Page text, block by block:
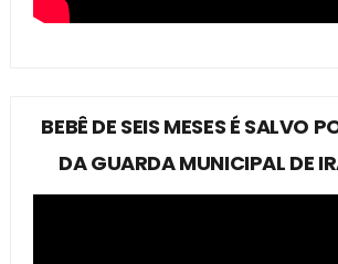
BEBÊ DE SEIS MESES É SALVO
DA GUARDA MUNICIPAL DE